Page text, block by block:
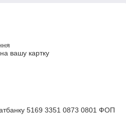
вашу картку
5169 3351 0873 0801 ФОП